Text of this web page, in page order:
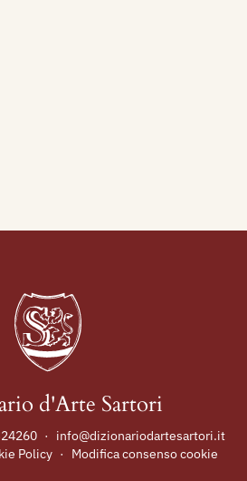
d'Arte Sartori
·
info@dizionariodartesartori.it
Policy · Modifica consenso cookie